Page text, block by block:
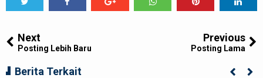
Next
Posting Lebih Baru
Previous
Posting Lama
Berita Terkait